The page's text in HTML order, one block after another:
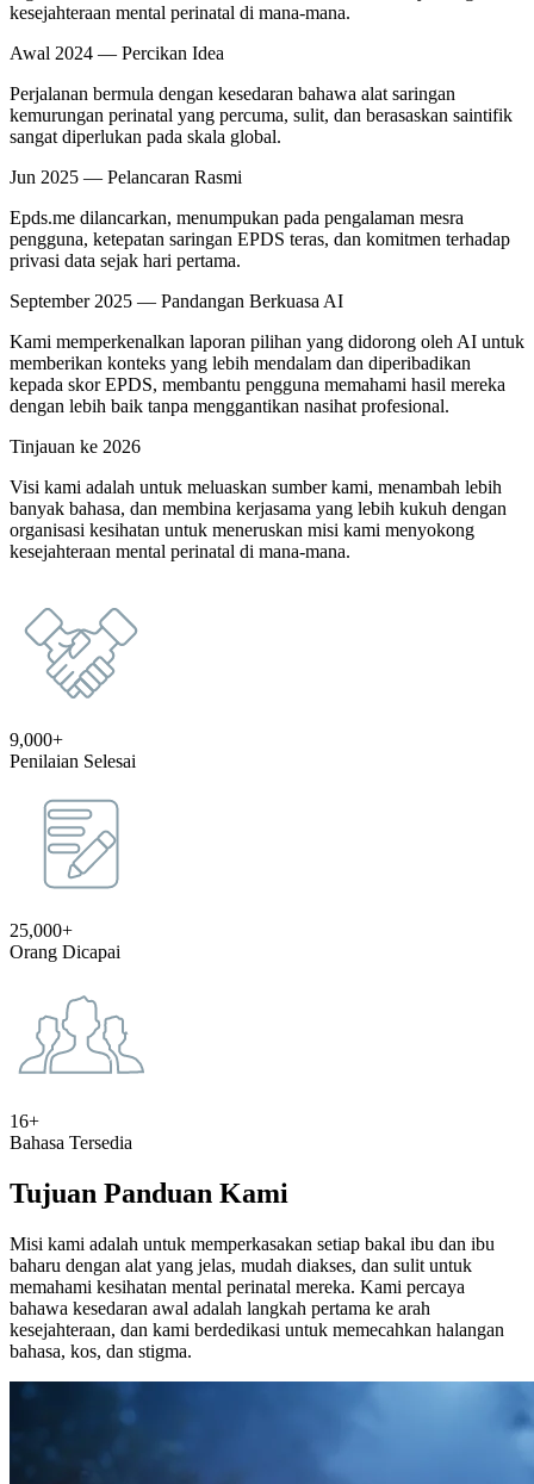
kesejahteraan mental perinatal di mana-mana.
Awal 2024 — Percikan Idea
Perjalanan bermula dengan kesedaran bahawa alat saringan
kemurungan perinatal yang percuma, sulit, dan berasaskan saintifik
sangat diperlukan pada skala global.
Jun 2025 — Pelancaran Rasmi
Epds.me dilancarkan, menumpukan pada pengalaman mesra
pengguna, ketepatan saringan EPDS teras, dan komitmen terhadap
privasi data sejak hari pertama.
September 2025 — Pandangan Berkuasa AI
Kami memperkenalkan laporan pilihan yang didorong oleh AI untuk
memberikan konteks yang lebih mendalam dan diperibadikan
kepada skor EPDS, membantu pengguna memahami hasil mereka
dengan lebih baik tanpa menggantikan nasihat profesional.
Tinjauan ke 2026
Visi kami adalah untuk meluaskan sumber kami, menambah lebih
banyak bahasa, dan membina kerjasama yang lebih kukuh dengan
organisasi kesihatan untuk meneruskan misi kami menyokong
kesejahteraan mental perinatal di mana-mana.
9,000+
Penilaian Selesai
25,000+
Orang Dicapai
16+
Bahasa Tersedia
Tujuan Panduan Kami
Misi kami adalah untuk memperkasakan setiap bakal ibu dan ibu
baharu dengan alat yang jelas, mudah diakses, dan sulit untuk
memahami kesihatan mental perinatal mereka. Kami percaya
bahawa kesedaran awal adalah langkah pertama ke arah
kesejahteraan, dan kami berdedikasi untuk memecahkan halangan
bahasa, kos, dan stigma.